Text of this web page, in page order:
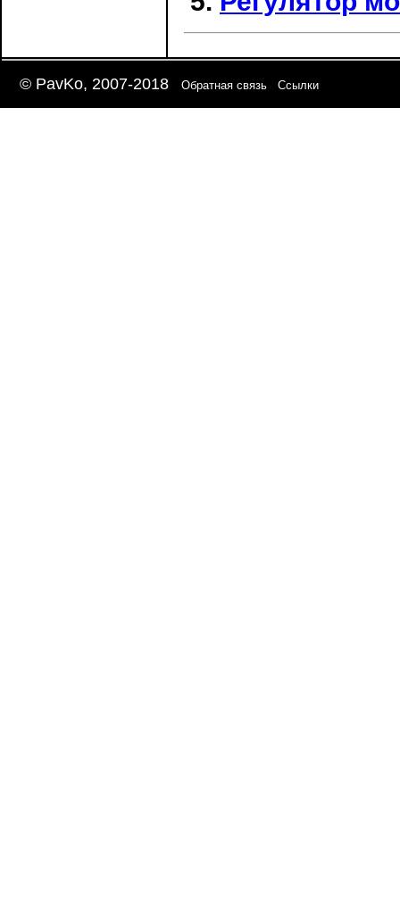
© PavKo, 2007-2018 Обратная связь Ссылки